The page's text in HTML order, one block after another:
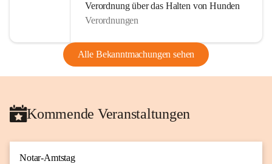
Verordnung über das Halten von Hunden
Verordnungen
Alle Bekanntmachungen sehen
Kommende Veranstaltungen
Notar-Amtstag